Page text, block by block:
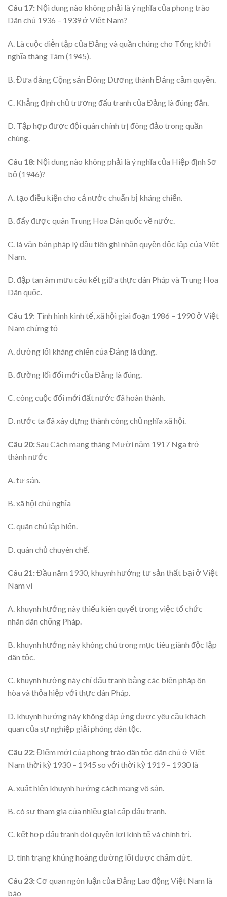
Câu 17: Nội dung nào không phải là ý nghĩa của phong trào
Dân chủ 1936 – 1939 ở Việt Nam?
A. Là cuộc diễn tập của Đảng và quần chúng cho Tổng khởi
nghĩa tháng Tám (1945).
B. Đưa đảng Cộng sản Đông Dương thành Đảng cầm quyền.
C. Khẳng định chủ trương đấu tranh của Đảng là đúng đắn.
D. Tập hợp được đội quân chính trị đông đảo trong quần
chúng.
Câu 18: Nội dung nào không phải là ý nghĩa của Hiệp định Sơ
bộ (1946)?
A. tạo điều kiện cho cả nước chuẩn bị kháng chiến.
B. đẩy được quân Trung Hoa Dân quốc về nước.
C. là văn bản pháp lý đầu tiên ghi nhận quyền độc lập của Việt
Nam.
D. đập tan âm mưu câu kết giữa thực dân Pháp và Trung Hoa
Dân quốc.
Câu 19: Tình hình kinh tế, xã hội giai đoạn 1986 – 1990 ở Việt
Nam chứng tỏ
A. đường lối kháng chiến của Đảng là đúng.
B. đường lối đổi mới của Đảng là đúng.
C. công cuộc đổi mới đất nước đã hoàn thành.
D. nước ta đã xây dựng thành công chủ nghĩa xã hội.
Câu 20:Sau Cách mạng tháng Mười năm 1917 Nga trở
thành nước
A. tư sản.
B. xã hội chủ nghĩa
C. quân chủ lập hiến.
D. quân chủ chuyên chế.
Câu 21:Đầu năm 1930, khuynh hướng tư sản thất bại ở Việt
Nam vì
A. khuynh hướng này thiếu kiên quyết trong việc tổ chức
nhân dân chống Pháp.
B. khuynh hướng này không chú trong mục tiêu giành độc lập
dân tộc.
C. khuynh hướng này chỉ đấu tranh bằng các biện pháp ôn
hòa và thỏa hiệp với thực dân Pháp.
D. khuynh hướng này không đáp ứng được yêu cầu khách
quan của sự nghiệp giải phóng dân tộc.
Câu 22:Điểm mới của phong trào dân tộc dân chủ ở Việt
Nam thời kỳ 1930 – 1945 so với thời kỳ 1919 – 1930 là
A. xuất hiện khuynh hướng cách mạng vô sản.
B. có sự tham gia của nhiều giai cấp đấu tranh.
C. kết hợp đấu tranh đòi quyền lợi kinh tế và chính trị.
D. tình trạng khủng hoảng đường lối được chấm dứt.
Câu 23:Cơ quan ngôn luận của Đảng Lao động Việt Nam là
báo